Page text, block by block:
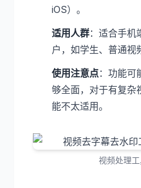
iOS）。
适用人群：适合手机
户，如学生、普通视
使用注意点：功能可
够全面，对于有复杂
能不太适用。
视频处理